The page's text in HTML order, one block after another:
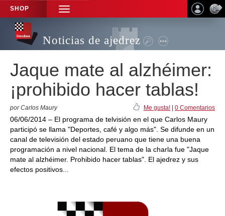
SHOP
TOGGLE
NAVIGATION
Noticias de ajedrez
Jaque mate al alzhéimer:
¡prohibido hacer tablas!
por Carlos Maury Me gusta! 0 Comentarios
06/06/2014 – El programa de telvisión en el que Carlos Maury
participó se llama "Deportes, café y algo más". Se difunde en un
canal de televisión del estado peruano que tiene una buena
programación a nivel nacional. El tema de la charla fue "Jaque
mate al alzhéimer. Prohibido hacer tablas". El ajedrez y sus
efectos positivos...